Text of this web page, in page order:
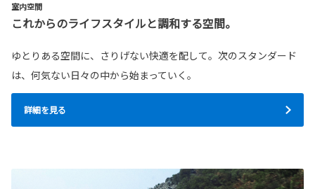
室内空間
これからのライフスタイルと調和する空間。
ゆとりある空間に、さりげない快適を配して。次のスタンダード
は、何気ない日々の中から始まっていく。
詳細を見る